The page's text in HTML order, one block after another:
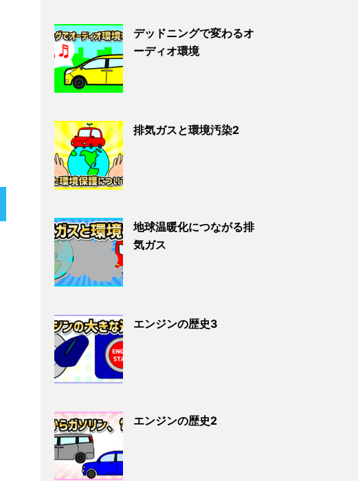
デッドニングで変わるオ
ーディオ環境
排気ガスと環境汚染2
地球温暖化につながる排
気ガス
エンジンの歴史3
エンジンの歴史2